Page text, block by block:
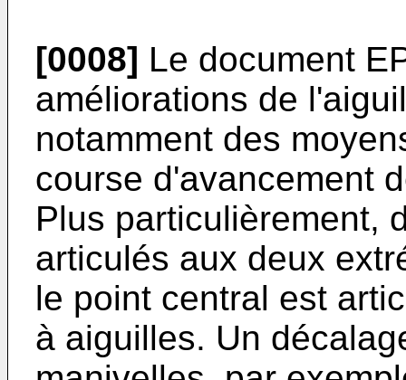
[0008] Le document
améliorations de
notamment des
course d'avancement
Plus particulièrement,
articulés aux deux
le point central est
à aiguilles. Un